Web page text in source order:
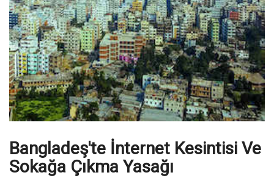
Bangladeş'te İnternet Kesintisi Ve
Sokağa Çıkma Yasağı